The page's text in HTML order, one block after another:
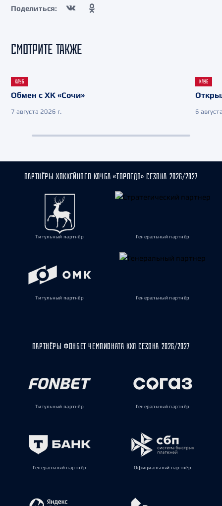
Поделиться:
СМОТРИТЕ ТАКЖЕ
КЛУБ
Обмен с ХК «Сочи»
7 августа 2026 г.
КЛУБ
6
ПАРТНЁРЫ ХОККЕЙНОГО КЛУБА «ТОРПЕДО» СЕЗОНА 2026/2027
Титульный партнёр Генеральный партнёр
Титульный партнёр Генеральный партнёр
ПАРТНЁРЫ ФОНБЕТ ЧЕМПИОНАТА КХЛ СЕЗОНА 2026/2027
Титульный партнёр Генеральный партнёр
Генеральный партнёр Официальный партнёр